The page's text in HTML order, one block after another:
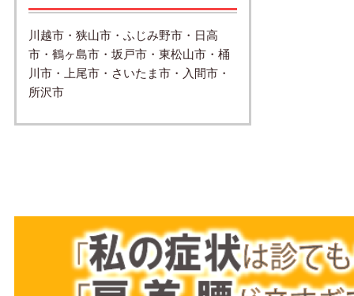
川越市・狭山市・ふじみ野市・日高
市・鶴ヶ島市・坂戸市・東松山市・桶
川市・上尾市・さいたま市・入間市・
所沢市